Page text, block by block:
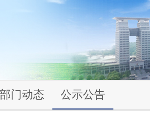
部门动态 公示公告